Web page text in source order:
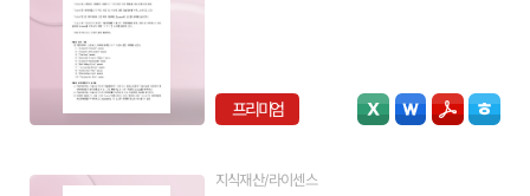
프리미엄
지식재산/라이센스